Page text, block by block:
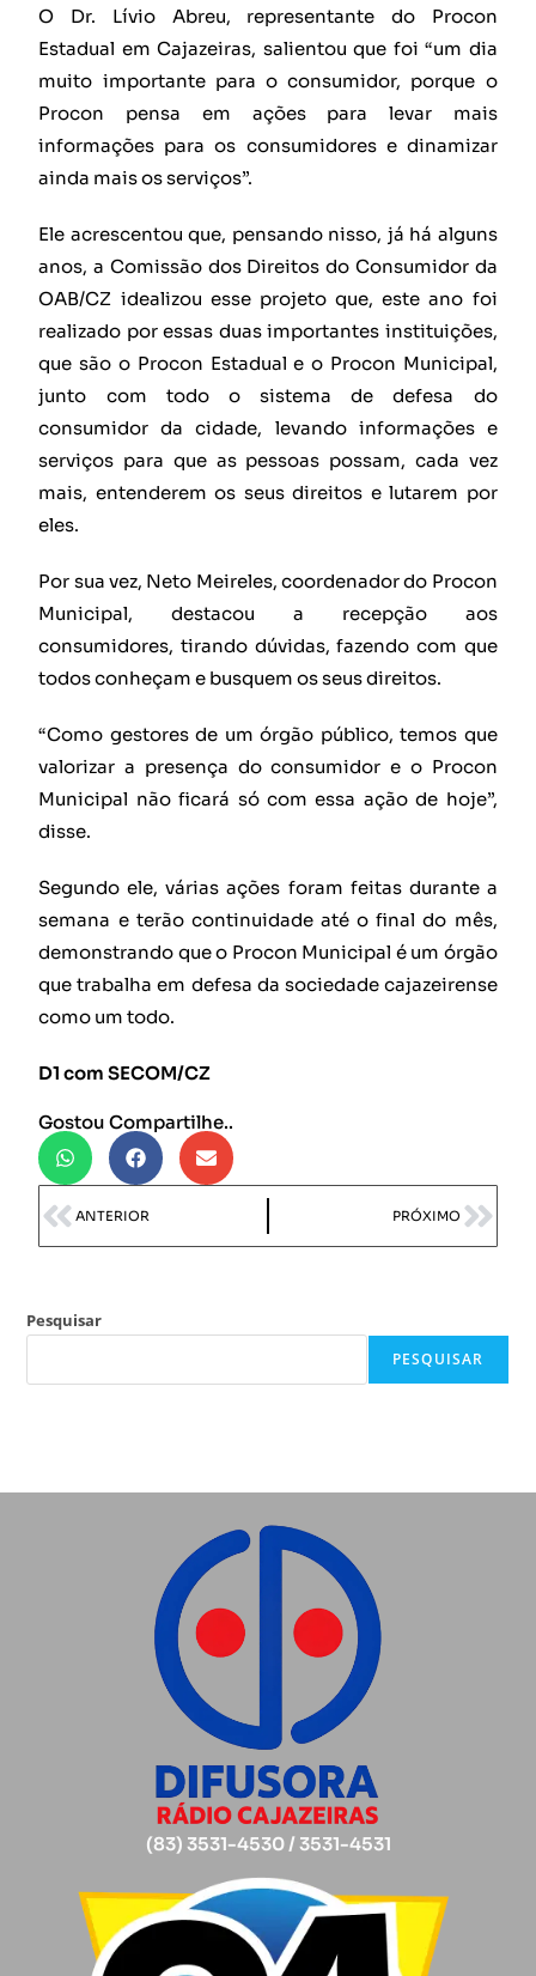
O Dr. Lívio Abreu, representante do Procon
Estadual em Cajazeiras, salientou que foi “um dia
muito importante para o consumidor, porque o
Procon pensa em ações para levar mais
informações para os consumidores e dinamizar
ainda mais os serviços”.
Ele acrescentou que, pensando nisso, já há alguns
anos, a Comissão dos Direitos do Consumidor da
OAB/CZ idealizou esse projeto que, este ano foi
realizado por essas duas importantes instituições,
que são o Procon Estadual e o Procon Municipal,
junto com todo o sistema de defesa do
consumidor da cidade, levando informações e
serviços para que as pessoas possam, cada vez
mais, entenderem os seus direitos e lutarem por
eles.
Por sua vez, Neto Meireles, coordenador do Procon
Municipal, destacou a recepção aos
consumidores, tirando dúvidas, fazendo com que
todos conheçam e busquem os seus direitos.
“Como gestores de um órgão público, temos que
valorizar a presença do consumidor e o Procon
Municipal não ficará só com essa ação de hoje”,
disse.
Segundo ele, várias ações foram feitas durante a
semana e terão continuidade até o final do mês,
demonstrando que o Procon Municipal é um órgão
que trabalha em defesa da sociedade cajazeirense
como um todo.
D1 com SECOM/CZ
Gostou Compartilhe..
ANTERIOR PRÓXIMO
Pesquisar
PESQUISAR
(83) 3531-4530 / 3531-4531